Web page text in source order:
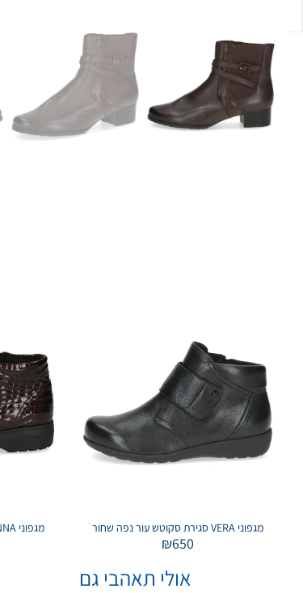
מגפוני VERA סגירת סקוטש עור נפה שחור
₪650
מגפוני JENNA עם רוכסן בצבע חום קרוקו
אולי תאהבי גם